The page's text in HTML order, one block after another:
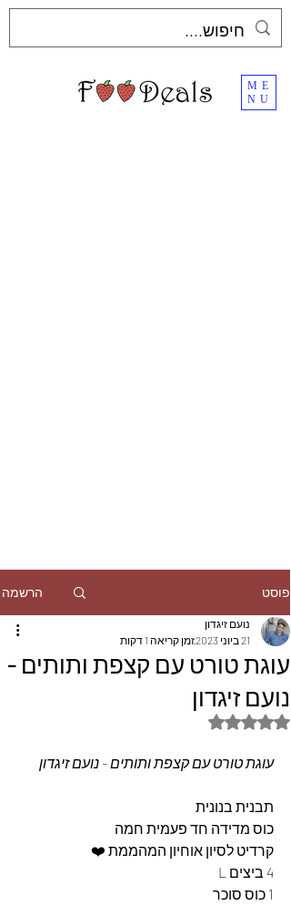
ME
NU
פוסט הרשמה
עוגת טורט עם קצפת ותותים -
נועם זיגדון
נועם זיגדון
21 ביוני 2023
זמן קריאה 1 דקות
דירוג של NaN מתוך 5 כוכבים
עוגת טורט עם קצפת ותותים - נועם זיגדון
תבנית בנונית
כוס מדידה חד פעמית חמה
קרדיט לסיון אוחיון המהממת ❤️
4 ביצים L
1 כוס סוכר